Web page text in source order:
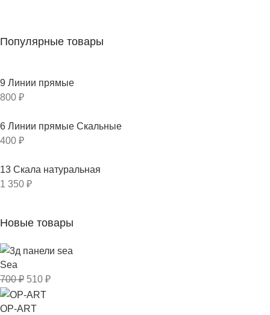
Популярные товары
9 Линии прямые
800 ₽
6 Линии прямые Скальные
400 ₽
13 Скала натуральная
1 350 ₽
Новые товары
Sea
700₽ 510 ₽
OP-ART